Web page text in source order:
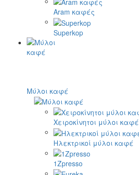
Aram καφές
Superkop
Μύλοι καφέ
Χειροκίνητοι μύλοι καφέ
Ηλεκτρικοί μύλοι καφέ
1Zpresso